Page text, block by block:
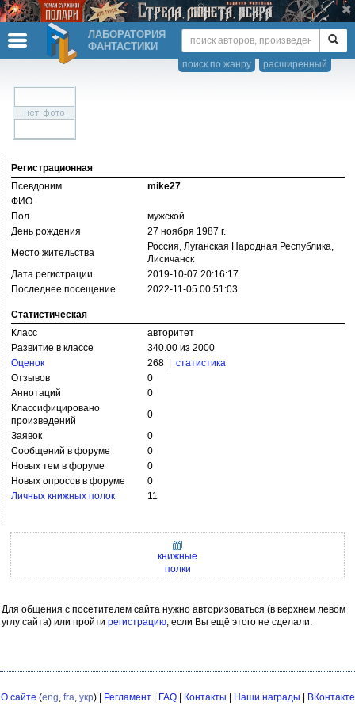
ЛАБОРАТОРИЯ
ФАНТАСТИКИ
расширенный
поиск по жанру
Регистрационная
Псевдоним
mike27
ФИО
Пол
мужской
День рождения
27 ноября 1987 г.
Место жительства
Россия, Луганская Народная Республика,
Лисичанск
Дата регистрации
2019-10-07 20:16:17
Последнее посещение
2022-11-05 00:51:03
Статистическая
Класс
авторитет
Развитие в классе
340.00 из 2000
Оценок
268 | статистика
Отзывов
0
Аннотаций
0
Классифицировано
произведений
0
Заявок
0
Сообщений в форуме
0
Новых тем в форуме
0
Новых опросов в форуме
0
Личных книжных полок
11
книжные
полки
Для общения с посетителем сайта нужно авторизоваться (в верхнем левом
углу сайта) или пройти регистрацию, если Вы ещё этого не сделали.
О сайте (eng, fra, укр) | Регламент| FAQ| Контакты Наши награды ВКонтакте